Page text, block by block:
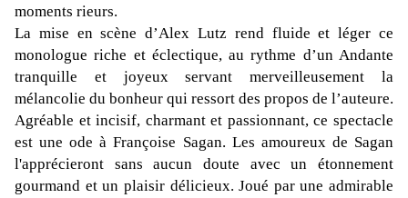
moments rieurs.
La mise en scène d’Alex Lutz rend fluide et léger ce
monologue riche et éclectique, au rythme d’un Andante
tranquille et joyeux servant merveilleusement la
mélancolie du bonheur qui ressort des propos de l’auteure.
Agréable et incisif, charmant et passionnant, ce spectacle
est une ode à Françoise Sagan. Les amoureux de Sagan
l'apprécieront sans aucun doute avec un étonnement
gourmand et un plaisir délicieux. Joué par une admirable